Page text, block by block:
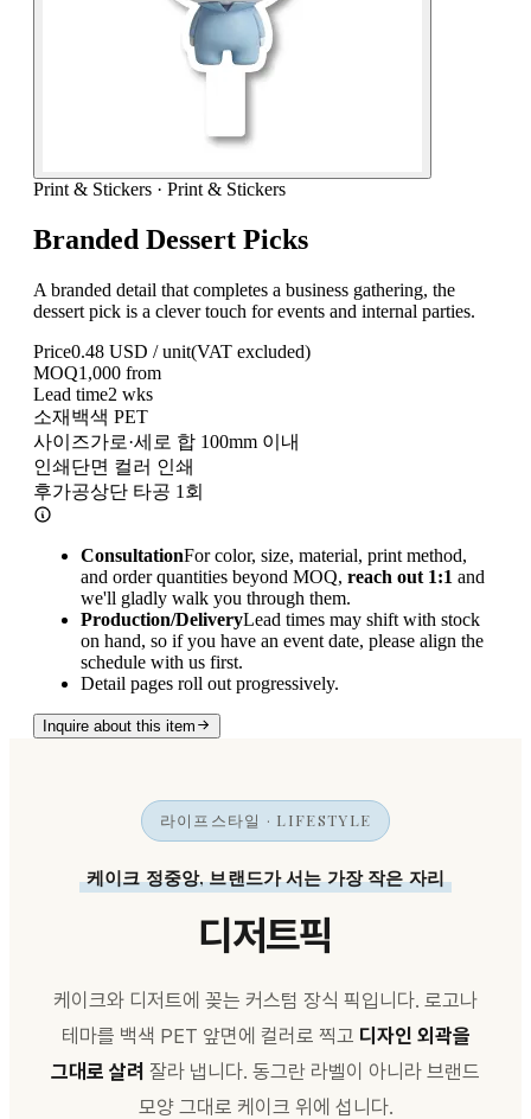
Print & Stickers · Print & Stickers
Branded Dessert Picks
A branded detail that completes a business gathering, the
dessert pick is a clever touch for events and internal parties.
Price0.48 USD / unit(VAT excluded)
MOQ1,000 from
Lead time2 wks
소재 백색 PET
사이즈가로·세로 합 100mm 이내
인쇄 단면 컬러 인쇄
후가공상단 타공 1회
ConsultationFor color, size, material, print method,
and order quantities beyond MOQ, reach out 1:1 and
we'll gladly walk you through them.
Production/DeliveryLead times may shift with stock
on hand, so if you have an event date, please align the
schedule with us first.
Detail pages roll out progressively.
Inquire about this item
라이프스타일 · LIFESTYLE
케이크 정중앙, 브랜드가 서는 가장 작은 자리
디저트픽
케이크와 디저트에 꽂는 커스텀 장식 픽입니다. 로고나
테마를 백색 PET 앞면에 컬러로 찍고 디자인 외곽을
그대로 살려 잘라 냅니다. 동그란 라벨이 아니라 브랜드
모양 그대로 케이크 위에 섭니다.